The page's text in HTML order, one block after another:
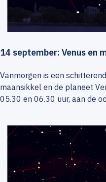
14 september: Venus en
Vanmorgen is een
maansikkel en de planeet
05.30 en 06.30 uur, aan de